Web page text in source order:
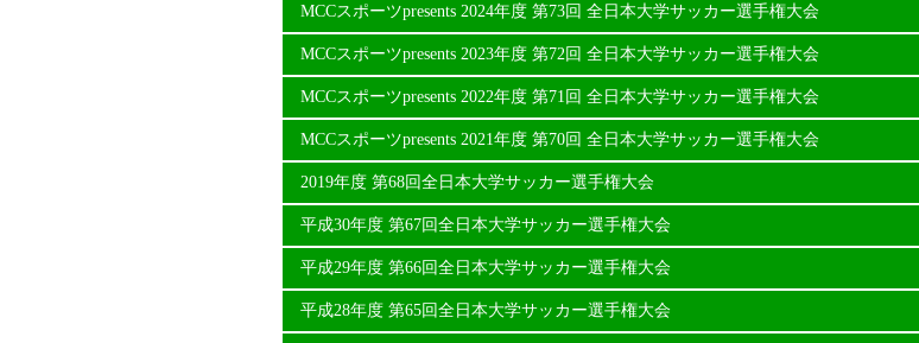
MCCスポーツpresents 2024年度 第73回 全日本大学サッカー選手権大会
MCCスポーツpresents 2023年度 第72回 全日本大学サッカー選手権大会
MCCスポーツpresents 2022年度 第71回 全日本大学サッカー選手権大会
MCCスポーツpresents 2021年度 第70回 全日本大学サッカー選手権大会
2019年度 第68回全日本大学サッカー選手権大会
平成30年度 第67回全日本大学サッカー選手権大会
平成29年度 第66回全日本大学サッカー選手権大会
平成28年度 第65回全日本大学サッカー選手権大会